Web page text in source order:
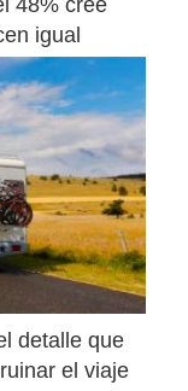
igual
detalle que
el viaje